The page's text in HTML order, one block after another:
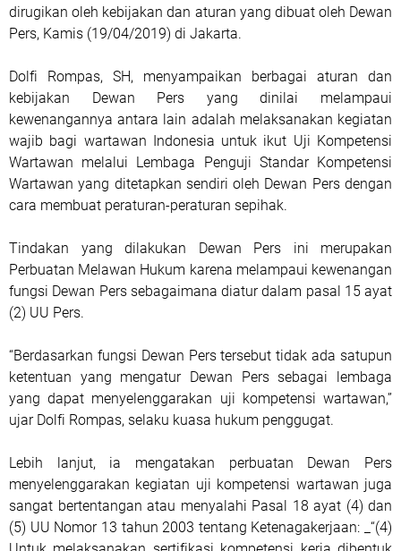
dirugikan oleh kebijakan dan aturan yang dibuat oleh Dewan
Pers, Kamis (19/04/2019) di Jakarta.
Dolfi Rompas, SH, menyampaikan berbagai aturan dan
kebijakan Dewan Pers yang dinilai melampaui
kewenangannya antara lain adalah melaksanakan kegiatan
wajib bagi wartawan Indonesia untuk ikut Uji Kompetensi
Wartawan melalui Lembaga Penguji Standar Kompetensi
Wartawan yang ditetapkan sendiri oleh Dewan Pers dengan
cara membuat peraturan-peraturan sepihak.
Tindakan yang dilakukan Dewan Pers ini merupakan
Perbuatan Melawan Hukum karena melampaui kewenangan
fungsi Dewan Pers sebagaimana diatur dalam pasal 15 ayat
(2) UU Pers.
“Berdasarkan fungsi Dewan Pers tersebut tidak ada satupun
ketentuan yang mengatur Dewan Pers sebagai lembaga
yang dapat menyelenggarakan uji kompetensi wartawan,”
ujar Dolfi Rompas, selaku kuasa hukum penggugat.
Lebih lanjut, ia mengatakan perbuatan Dewan Pers
menyelenggarakan kegiatan uji kompetensi wartawan juga
sangat bertentangan atau menyalahi Pasal 18 ayat (4) dan
(5) UU Nomor 13 tahun 2003 tentang Ketenagakerjaan: _“(4)